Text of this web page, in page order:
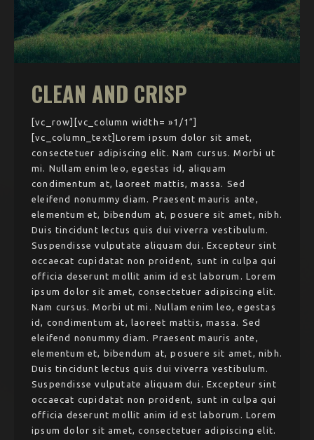
CLEAN AND CRISP
[vc_row][vc_column width= »1/1″]
[vc_column_text]Lorem ipsum dolor sit amet,
consectetuer adipiscing elit. Nam cursus. Morbi ut
mi. Nullam enim leo, egestas id, aliquam
condimentum at, laoreet mattis, massa. Sed
eleifend nonummy diam. Praesent mauris ante,
elementum et, bibendum at, posuere sit amet, nibh.
Duis tincidunt lectus quis dui viverra vestibulum.
Suspendisse vulputate aliquam dui. Excepteur sint
occaecat cupidatat non proident, sunt in culpa qui
officia deserunt mollit anim id est laborum. Lorem
ipsum dolor sit amet, consectetuer adipiscing elit.
Nam cursus. Morbi ut mi. Nullam enim leo, egestas
id, condimentum at, laoreet mattis, massa. Sed
eleifend nonummy diam. Praesent mauris ante,
elementum et, bibendum at, posuere sit amet, nibh.
Duis tincidunt lectus quis dui viverra vestibulum.
Suspendisse vulputate aliquam dui. Excepteur sint
occaecat cupidatat non proident, sunt in culpa qui
officia deserunt mollit anim id est laborum. Lorem
ipsum dolor sit amet, consectetuer adipiscing elit.